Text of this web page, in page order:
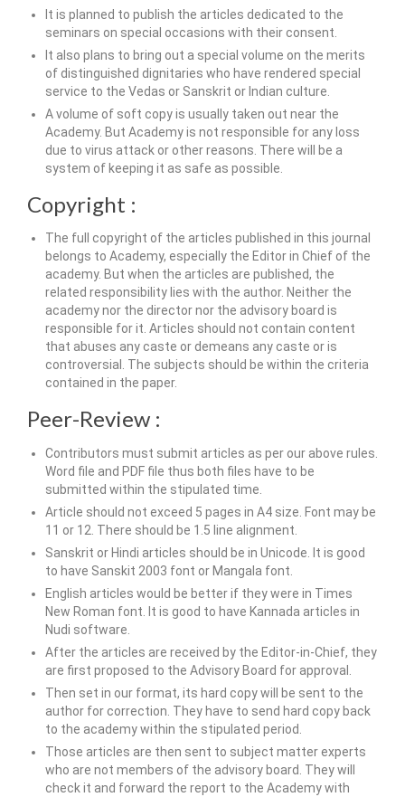
It is planned to publish the articles dedicated to the
seminars on special occasions with their consent.
It also plans to bring out a special volume on the merits
of distinguished dignitaries who have rendered special
service to the Vedas or Sanskrit or Indian culture.
A volume of soft copy is usually taken out near the
Academy. But Academy is not responsible for any loss
due to virus attack or other reasons. There will be a
system of keeping it as safe as possible.
Copyright :
The full copyright of the articles published in this journal
belongs to Academy, especially the Editor in Chief of the
academy. But when the articles are published, the
related responsibility lies with the author. Neither the
academy nor the director nor the advisory board is
responsible for it. Articles should not contain content
that abuses any caste or demeans any caste or is
controversial. The subjects should be within the criteria
contained in the paper.
Peer-Review :
Contributors must submit articles as per our above rules.
Word file and PDF file thus both files have to be
submitted within the stipulated time.
Article should not exceed 5 pages in A4 size. Font may be
11 or 12. There should be 1.5 line alignment.
Sanskrit or Hindi articles should be in Unicode. It is good
to have Sanskit 2003 font or Mangala font.
English articles would be better if they were in Times
New Roman font. It is good to have Kannada articles in
Nudi software.
After the articles are received by the Editor-in-Chief, they
are first proposed to the Advisory Board for approval.
Then set in our format, its hard copy will be sent to the
author for correction. They have to send hard copy back
to the academy within the stipulated period.
Those articles are then sent to subject matter experts
who are not members of the advisory board. They will
check it and forward the report to the Academy with